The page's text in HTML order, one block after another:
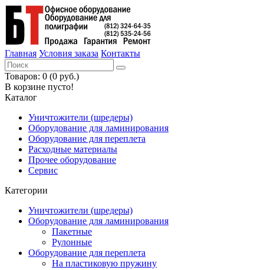
Главная Условия заказа Контакты
Товаров: 0 (0 руб.)
В корзине пусто!
Каталог
Уничтожители (шредеры)
Оборудование для ламинирования
Оборудование для переплета
Расходные материалы
Прочее оборудование
Сервис
Категории
Уничтожители (шредеры)
Оборудование для ламинирования
Пакетные
Рулонные
Оборудование для переплета
На пластиковую пружину